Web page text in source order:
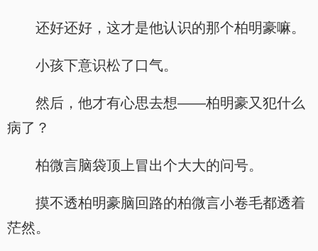
还好还好，这才是他认识的那个柏明豪嘛。
小孩下意识松了口气。
然后，他才有心思去想——柏明豪又犯什么
病了？
柏微言脑袋顶上冒出个大大的问号。
摸不透柏明豪脑回路的柏微言小卷毛都透着
茫然。